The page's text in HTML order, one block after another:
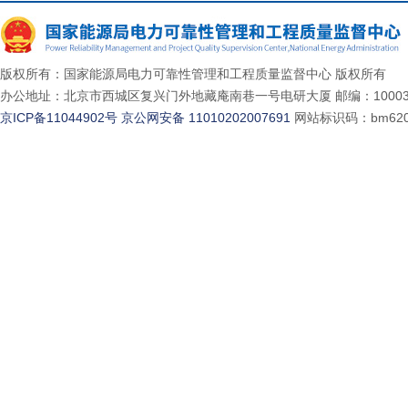
版权所有：国家能源局电力可靠性管理和工程质量监督中心 版权所有
办公地址：北京市西城区复兴门外地藏庵南巷一号电研大厦 邮编：
京ICP备11044902号 京公网安备 11010202007691 网站标识码：